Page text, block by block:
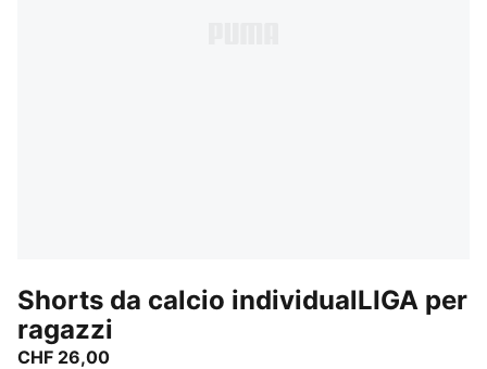
Shorts da calcio individualLIGA per
ragazzi
CHF 26,00